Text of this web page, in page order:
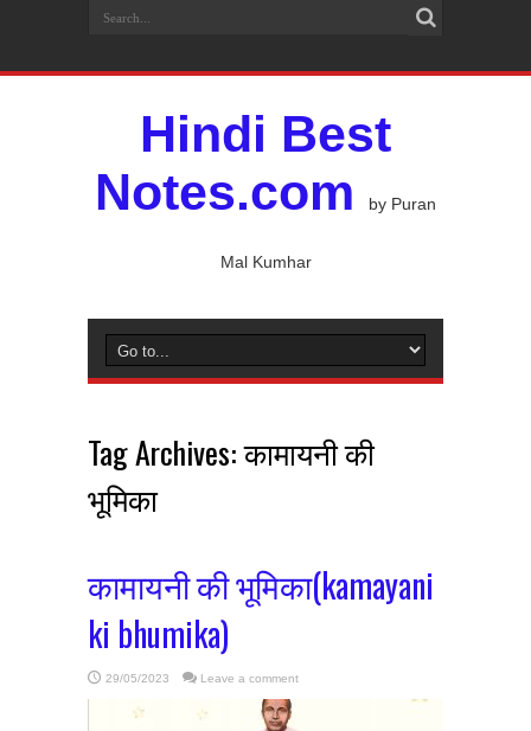
Hindi Best
Notes.com
by Puran
Mal Kumhar
Tag Archives:कामायनी की
भूमिका
कामायनी की भूमिका(kamayani
ki bhumika)
29/05/2023 Leave a comment